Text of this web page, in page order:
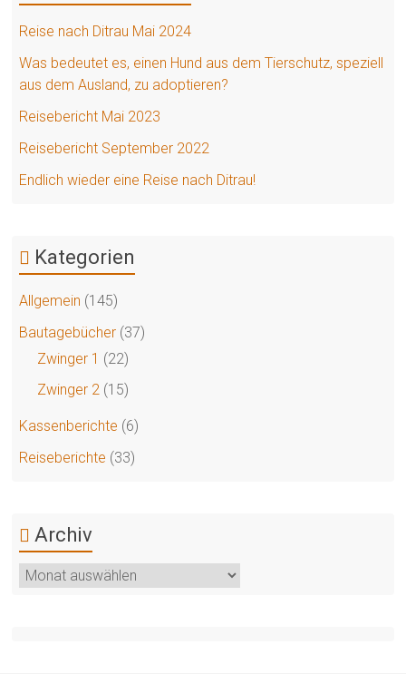
Reise nach Ditrau Mai 2024
Was bedeutet es, einen Hund aus dem Tierschutz, speziell
aus dem Ausland, zu adoptieren?
Reisebericht Mai 2023
Reisebericht September 2022
Endlich wieder eine Reise nach Ditrau!
Kategorien
Allgemein (145)
Bautagebücher (37)
Zwinger 1 (22)
Zwinger 2 (15)
Kassenberichte (6)
Reiseberichte (33)
Archiv
Archiv